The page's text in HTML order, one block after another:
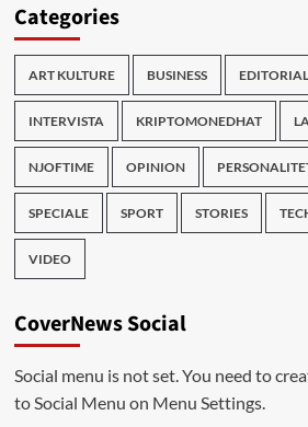
Categories
ART KULTURE BUSINESS EDITORIAL
INTERVISTA KRIPTOMONEDHAT
NJOFTIME OPINION
SPECIALE SPORT STORIES
VIDEO
CoverNews Social
Social menu is not set. You need to
to Social Menu on Menu Settings.